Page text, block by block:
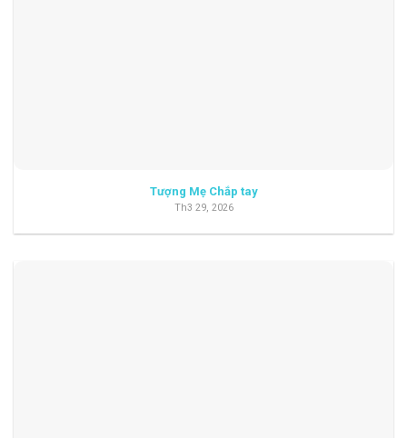
Tượng Mẹ Chắp tay
Th3 29, 2026